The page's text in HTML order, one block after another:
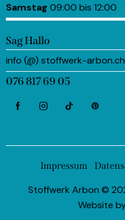
Samstag 09:00 bis 12:00
Sag Hallo
info (@) stoffwerk-arbon.ch
076 817 69 05
Impressum
Stoffwerk Arbon ©
Website